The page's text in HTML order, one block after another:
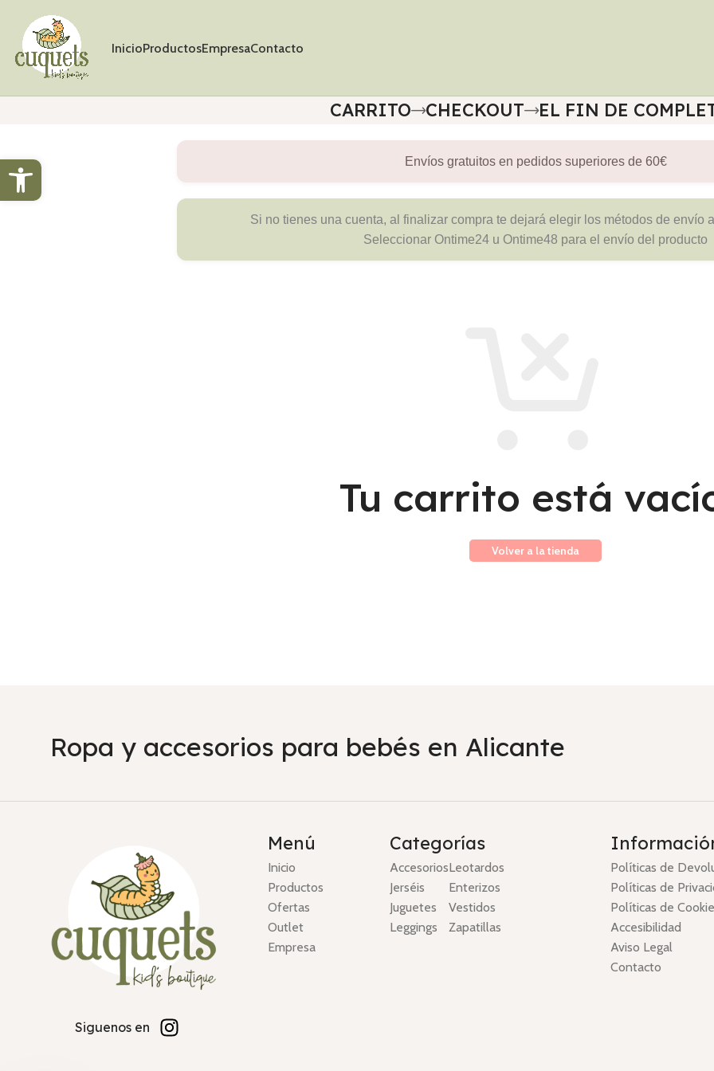
Abrir barra de herramientas
InicioProductosEmpresaContacto
CARRITO CHECKOUT EL FIN DE
Envíos gratuitos en pedidos superiores de 60€
Si no tienes una cuenta, al finalizar compra te dejará elegir los métodos de envío
Seleccionar Ontime24 u Ontime48 para el envío del producto
Tu carrito está
Volver a la tienda
Ropa y accesorios para bebés en Alicante
Siguenos en
Menú
Inicio
Productos
Ofertas
Outlet
Empresa
Categorías
Accesorios
Jerséis
Juguetes
Leggings
Leotardos
Enterizos
Vestidos
Zapatillas
Políticas de
Políticas de
Políticas de
Accesibilidad
Aviso Legal
Contacto